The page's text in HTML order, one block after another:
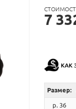
7
КАК
Размер:
р. 36